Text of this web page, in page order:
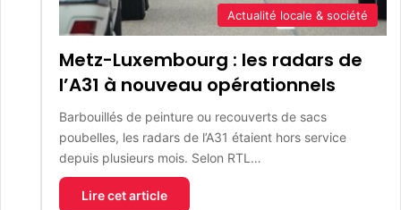
Actualité locale & société
Metz-Luxembourg : les radars de
l’A31 à nouveau opérationnels
Barbouillés de peinture ou recouverts de sacs
poubelles, les radars de l’A31 étaient hors service
depuis plusieurs mois. Selon RTL…
Lire cet article